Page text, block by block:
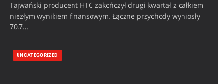
Tajwański producent HTC zakończył drugi kwartał z całkiem
niezłym wynikiem finansowym. Łączne przychody wyniosły
70,7…
UNCATEGORIZED